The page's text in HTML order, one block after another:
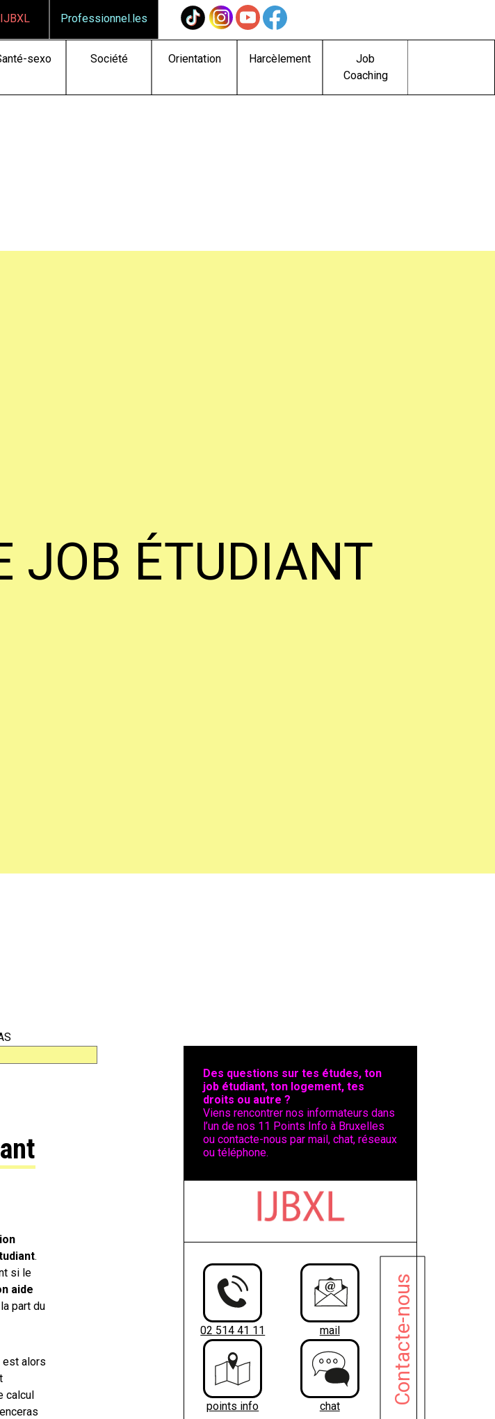
IJBXL Professionnel.les
sexo Société Orientation Harcèlement
Job
Coaching
JOB ÉTUDIANT
.
si le
aide
part du
est alors
calcul
Des questions sur tes études, ton
job étudiant, ton logement, tes
droits ou autre ?
Viens rencontrer nos informateurs dans
l’un de nos 11 Points Info à Bruxelles
ou contacte-nous par mail, chat, réseaux
ou téléphone.
02 514 41 11 mail
points info chat
Contacte-nous